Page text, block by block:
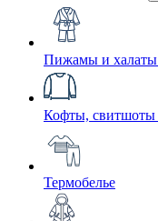
Пижамы и халаты
Кофты, свитшоты
Термобелье